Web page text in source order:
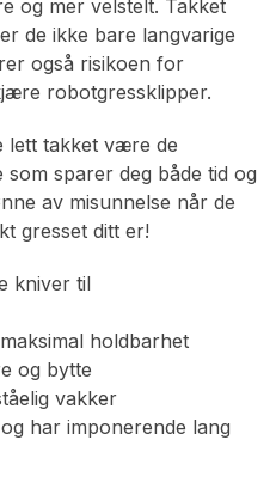
og mer velstelt. Takket
de ikke bare langvarige
også risikoen for
robotgressklipper.
lett takket være de
sparer deg både tid og
av misunnelse når de
gresset ditt er!
kniver til
holdbarhet
og bytte
vakker
har imponerende lang